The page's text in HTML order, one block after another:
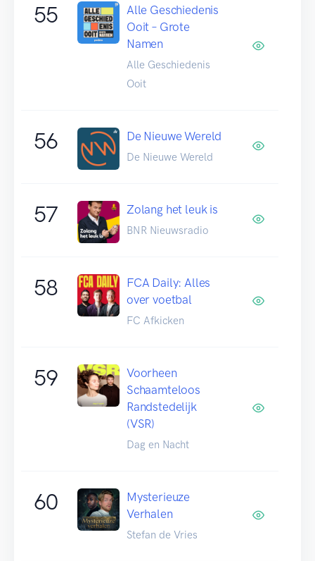
55
Alle Geschiedenis
Ooit – Grote
Namen
Alle Geschiedenis
Ooit
56 De Nieuwe Wereld
De Nieuwe Wereld
57 Zolang het leuk is
BNR Nieuwsradio
58
FCA Daily: Alles
over voetbal
FC Afkicken
59
Voorheen
Schaamteloos
Randstedelijk
(VSR)
Dag en Nacht
60
Mysterieuze
Verhalen
Stefan de Vries